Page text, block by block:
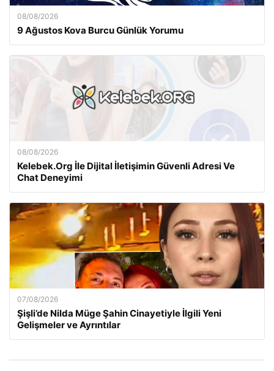
08/08/2026
9 Ağustos Kova Burcu Günlük Yorumu
08/08/2026
Kelebek.Org İle Dijital İletişimin Güvenli Adresi Ve
Chat Deneyimi
07/08/2026
Şişli’de Nilda Müge Şahin Cinayetiyle İlgili Yeni
Gelişmeler ve Ayrıntılar